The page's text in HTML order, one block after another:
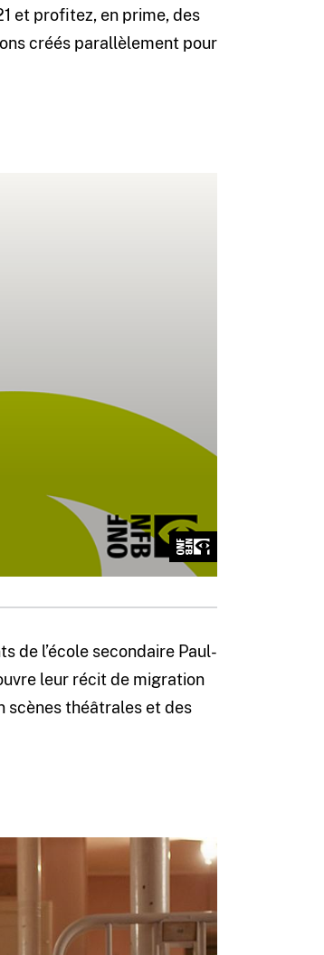
et profitez, en prime, des
créés parallèlement pour
de l’école secondaire Paul-
leur récit de migration
scènes théâtrales et des